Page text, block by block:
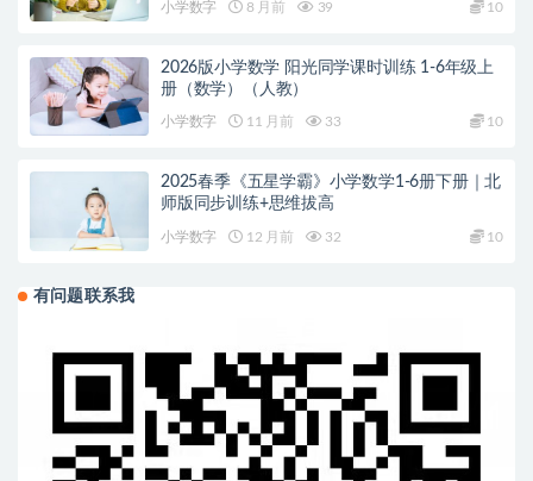
小学数字 8 月前 39 10
2026版小学数学 阳光同学课时训练 1-6年级上
册（数学）（人教）
小学数字 11 月前 33 10
2025春季《五星学霸》小学数学1-6册下册｜北
师版同步训练+思维拔高
小学数字 12 月前 32 10
有问题联系我